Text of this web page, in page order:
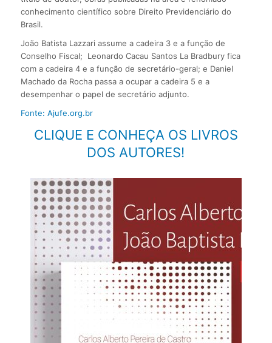
conhecimento científico sobre Direito Previdenciário do
Brasil.
João Batista Lazzari assume a cadeira 3 e a função de
Conselho Fiscal; Leonardo Cacau Santos La Bradbury fica
com a cadeira 4 e a função de secretário-geral; e Daniel
Machado da Rocha passa a ocupar a cadeira 5 e a
desempenhar o papel de secretário adjunto.
Fonte: Ajufe.org.br
CLIQUE E CONHEÇA OS LIVROS
DOS AUTORES!